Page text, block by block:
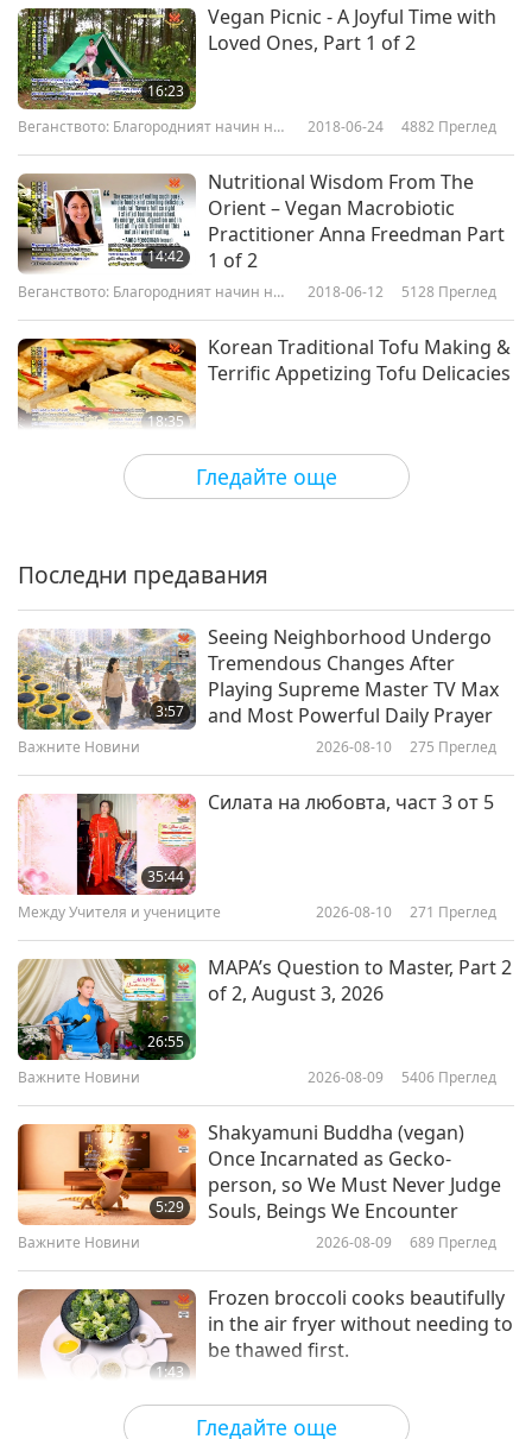
Гледайте още
16:23
Vegan Picnic - A Joyful Time with
Loved Ones, Part 1 of 2
Веганството: Благородният начин на
2018-06-24 4882 Преглед
14:42
Nutritional Wisdom From The
Orient – Vegan Macrobiotic
Practitioner Anna Freedman Part
1 of 2
Веганството: Благородният начин на
2018-06-12 5128 Преглед
18:35
Korean Traditional Tofu Making &
Terrific Appetizing Tofu Delicacies
Веганството: Благородният начин на
2018-06-10 6074
17:03
живот
Korean Vegan Cold Noodles -
Served for Peace
живот
17:22
живот
Wholesome Vegan Sauces with
Cheese Sauce
живот
Wondrous Nature’s Gift: The
Pineapple - Indulgent Traditional
Chinese Vegan Pineapple Cake
живот
Гледайте още
Последни предавания
3:57
Seeing Neighborhood Undergo
Tremendous Changes After
Playing Supreme Master TV Max
and Most Powerful Daily Prayer
Важните Новини 2026-08-10 275 Преглед
35:44
Силата на любовта, част 3 от 5
Между Учителя и учениците 2026-08-10 271 Преглед
26:55
MAPA’s Question to Master, Part 2
of 2, August 3, 2026
Важните Новини 2026-08-09 5406 Преглед
5:29
Shakyamuni Buddha (vegan)
Once Incarnated as Gecko-
person, so We Must Never Judge
Souls, Beings We Encounter
Важните Новини 2026-08-09 689 Преглед
1:43
Frozen broccoli cooks beautifully
in the air fryer without needing to
be thawed first.
Важните Новини 2026-08-09